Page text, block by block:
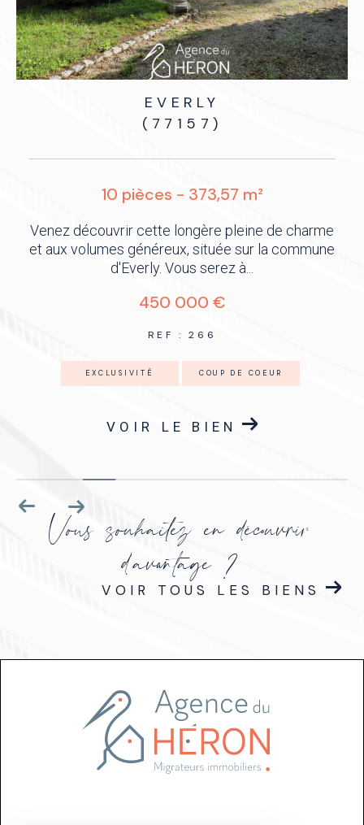
NAILLY
(89100)
7 pièces - 111 m²
Venez découvrir cette maison d’environ 111 m²
située sur la commune de Nailly, à seulement 7
minutes de Sens et de...
99 000 €
REF : 286
NOUVEAUTÉ
VOIR LE BIEN
Vous souhaitez en découvrir
d'avantage ?
VOIR TOUS LES BIENS